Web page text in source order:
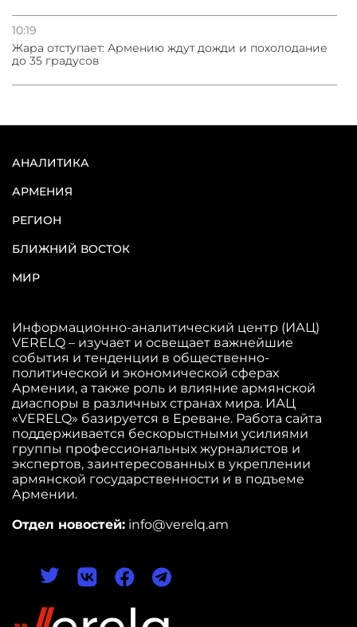
10:19
Жара отступает: Армению ждут дожди и похолодание
до 35 градусов
АНАЛИТИКА
АРМЕНИЯ
РЕГИОН
БЛИЖНИЙ ВОСТОК
МИР
Информационно-аналитический центр (ИАЦ)
VERELQ – изучает и освещает важнейшие
события и тенденции в общественно-
политической и экономической сферах
Армении, а также роль и влияние армянской
диаспоры в различных странах мира. ИАЦ
«VERELQ» базируется в Ереване. Работа сайта
поддерживается бескорыстными усилиями
группы профессиональных журналистов и
экспертов, заинтересованных в укреплении
армянской государственности и в подъеме
Армении.
Отдел новостей: info@verelq.am